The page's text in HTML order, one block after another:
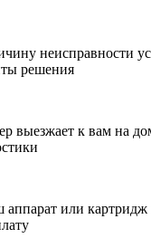
неисправности
решения
выезжает к вам на
аппарат или